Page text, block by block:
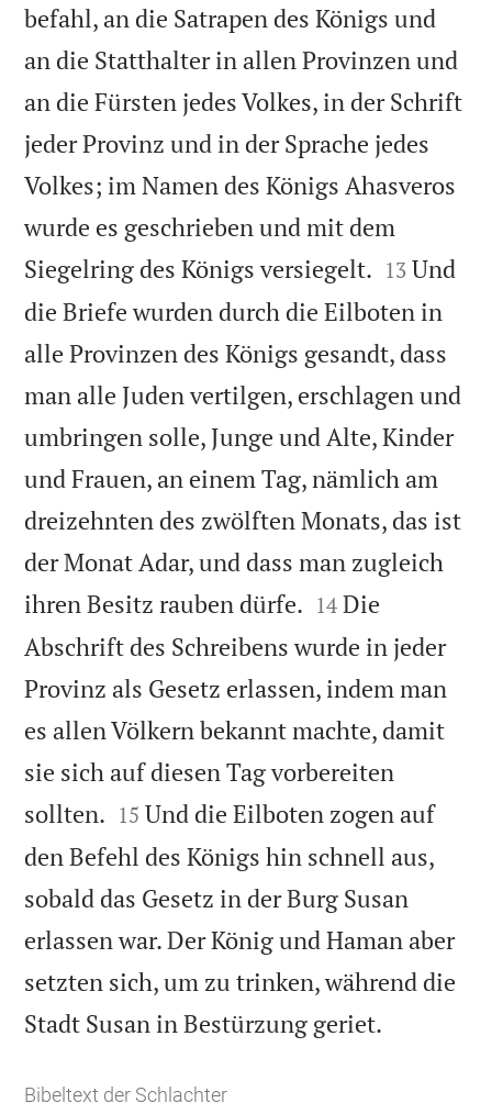
befahl, an die Satrapen des Königs und
an die Statthalter in allen Provinzen und
an die Fürsten jedes Volkes, in der Schrift
jeder Provinz und in der Sprache jedes
Volkes; im Namen des Königs Ahasveros
wurde es geschrieben und mit dem
Siegelring des Königs versiegelt. 

13 Und
die Briefe wurden durch die Eilboten in
alle Provinzen des Königs gesandt, dass
man alle Juden vertilgen, erschlagen und
umbringen solle, Junge und Alte, Kinder
und Frauen, an einem Tag, nämlich am
dreizehnten des zwölften Monats, das ist
der Monat Adar, und dass man zugleich
ihren Besitz rauben dürfe. 

14 Die
Abschrift des Schreibens wurde in jeder
Provinz als Gesetz erlassen, indem man
es allen Völkern bekannt machte, damit
sie sich auf diesen Tag vorbereiten
sollten. 

15 Und die Eilboten zogen auf
den Befehl des Königs hin schnell aus,
sobald das Gesetz in der Burg Susan
erlassen war. Der König und Haman aber
setzten sich, um zu trinken, während die
Stadt Susan in Bestürzung geriet.
Bibeltext der Schlachter